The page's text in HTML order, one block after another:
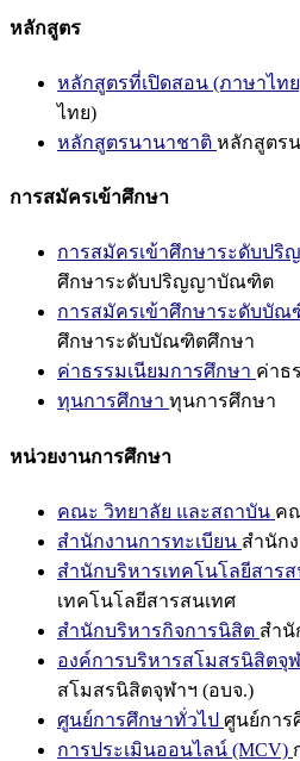
หลักสูตร
หลักสูตรที่เปิดสอน (ภาษาไท
ไทย)
หลักสูตรนานาชาติ หลักสูตร
การสมัครเข้าศึกษา
การสมัครเข้าศึกษาระดับป
ศึกษาระดับปริญญาบัณฑิต
การสมัครเข้าศึกษาระดับบัณ
ศึกษาระดับบัณฑิตศึกษา
ค่าธรรมเนียมการศึกษา ค่าธ
ทุนการศึกษา ทุนการศึกษา
หน่วยงานการศึกษา
คณะ วิทยาลัย และสถาบัน ค
สำนักงานการทะเบียน สำนัก
สำนักบริหารเทคโนโลยีสารส
เทคโนโลยีสารสนเทศ
สำนักบริหารกิจการนิสิต สำนั
องค์การบริหารสโมสรนิสิตจุ
สโมสรนิสิตจุฬาฯ (อบจ.)
ศูนย์การศึกษาทั่วไป ศูนย์การ
การประเมินออนไลน์ (MCV)